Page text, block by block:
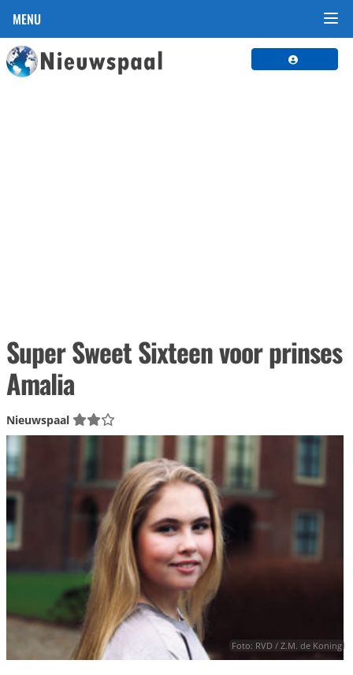
MENU
Super Sweet Sixteen voor prinses
Amalia
Nieuwspaal
Foto: RVD / Z.M. de Koning